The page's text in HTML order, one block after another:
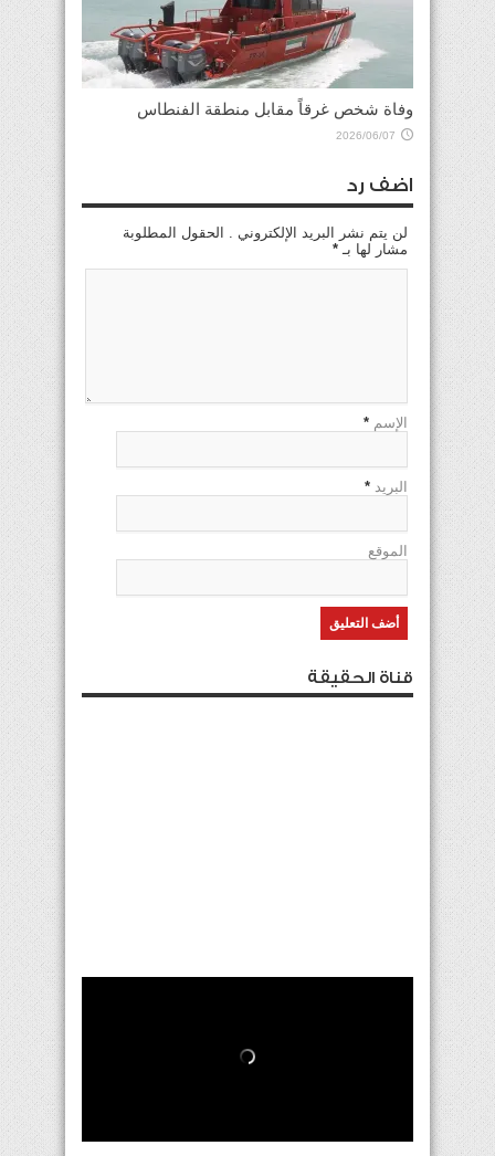
وفاة شخص غرقاً مقابل منطقة الفنطاس
2026/06/07
اضف رد
لن يتم نشر البريد الإلكتروني . الحقول المطلوبة
مشار لها بـ *
الإسم *
البريد *
الموقع
قناة الحقيقة